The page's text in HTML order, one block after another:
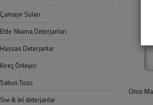
Çamaşır Suları
Elde Yıkama Deterjanları
Hassas Deterjanlar
Kireç Önleyici
Sabun Tozu
Sıvı & Jel deterjanlar
Omo